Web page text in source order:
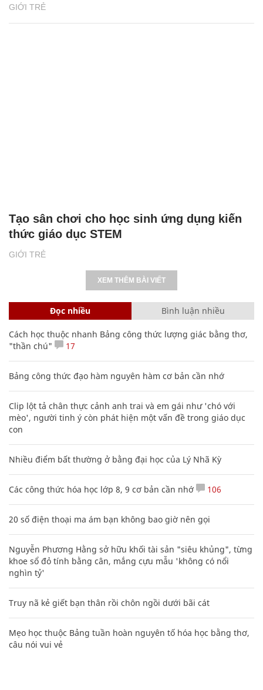
GIỚI TRẺ
GIỚI TRẺ
Tạo sân chơi cho học sinh ứng dụng kiến
thức giáo dục STEM
XEM THÊM BÀI VIẾT
Đọc nhiều Bình luận nhiều
Cách học thuộc nhanh Bảng công thức lượng giác bằng thơ,
"thần chú"
17
Bảng công thức đạo hàm nguyên hàm cơ bản cần nhớ
Clip lột tả chân thực cảnh anh trai và em gái như 'chó với
mèo', người tinh ý còn phát hiện một vấn đề trong giáo dục
con
Nhiều điểm bất thường ở bằng đại học của Lý Nhã Kỳ
Các công thức hóa học lớp 8, 9 cơ bản cần nhớ 106
20 số điện thoại ma ám bạn không bao giờ nên gọi
Nguyễn Phương Hằng sở hữu khối tài sản "siêu khủng", từng
khoe sổ đỏ tính bằng cân, mắng cựu mẫu 'không có nổi
nghìn tỷ'
Truy nã kẻ giết bạn thân rồi chôn ngồi dưới bãi cát
Mẹo học thuộc Bảng tuần hoàn nguyên tố hóa học bằng thơ,
câu nói vui vẻ